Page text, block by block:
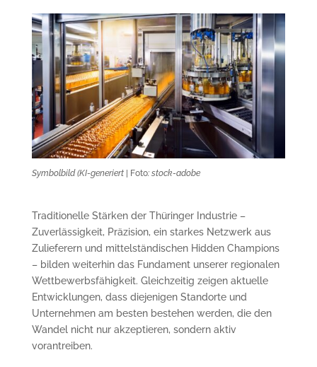
Symbolbild (KI-generiert | Foto: stock-adobe
Traditionelle Stärken der Thüringer Industrie –
Zuverlässigkeit, Präzision, ein starkes Netzwerk aus
Zulieferern und mittelständischen Hidden Champions
– bilden weiterhin das Fundament unserer regionalen
Wettbewerbsfähigkeit. Gleichzeitig zeigen aktuelle
Entwicklungen, dass diejenigen Standorte und
Unternehmen am besten bestehen werden, die den
Wandel nicht nur akzeptieren, sondern aktiv
vorantreiben.